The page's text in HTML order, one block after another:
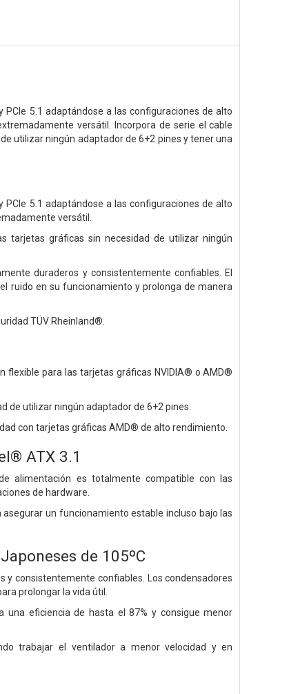
5.1 adaptándose a las configuraciones de alto
versátil. Incorpora de serie el cable
utilizar ningún adaptador de 6+2 pines y tener una
5.1 adaptándose a las configuraciones de alto
versátil.
tarjetas gráficas sin necesidad de utilizar ningún
duraderos y consistentemente confiables. El
ruido en su funcionamiento y prolonga de manera
TÜV Rheinland®.
flexible para las tarjetas gráficas NVIDIA® o AMD®
de utilizar ningún adaptador de 6+2 pines.
con tarjetas gráficas AMD® de alto rendimiento.
ATX 3.1
alimentación es totalmente compatible con las
de hardware.
un funcionamiento estable incluso bajo las
de 105ºC
y consistentemente confiables. Los condensadores
prolongar la vida útil.
una eficiencia de hasta el 87% y consigue menor
trabajar el ventilador a menor velocidad y en